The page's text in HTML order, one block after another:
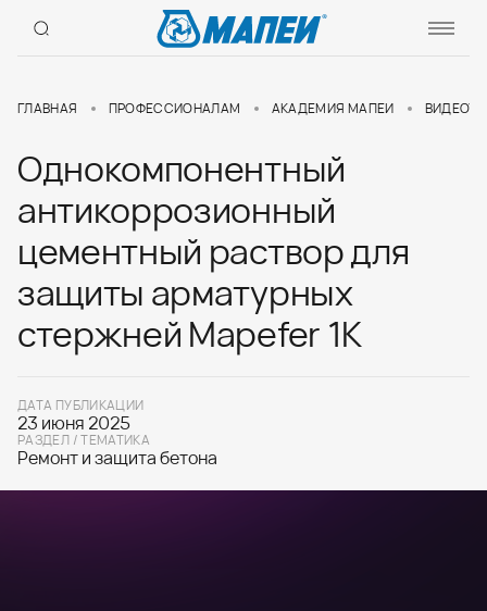
ГЛАВНАЯ ПРОФЕССИОНАЛАМ АКАДЕМИЯ МАПЕИ
Однокомпонентный
антикоррозионный
цементный раствор для
защиты арматурных
стержней Mapefer 1K
ДАТА ПУБЛИКАЦИИ
23 июня 2025
РАЗДЕЛ / ТЕМАТИКА
Ремонт и защита бетона